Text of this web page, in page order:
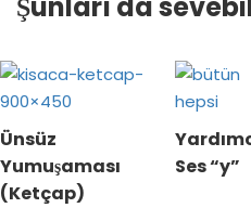
Şunları da
Ünsüz
Yumuşaması
(Ketçap)
Ses “y”